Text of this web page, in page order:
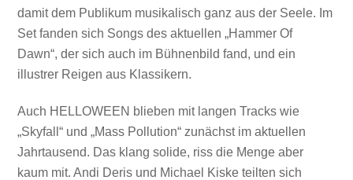
damit dem Publikum musikalisch ganz aus der Seele. Im
Set fanden sich Songs des aktuellen „Hammer Of
Dawn“, der sich auch im Bühnenbild fand, und ein
illustrer Reigen aus Klassikern.
Auch HELLOWEEN blieben mit langen Tracks wie
„Skyfall“ und „Mass Pollution“ zunächst im aktuellen
Jahrtausend. Das klang solide, riss die Menge aber
kaum mit. Andi Deris und Michael Kiske teilten sich